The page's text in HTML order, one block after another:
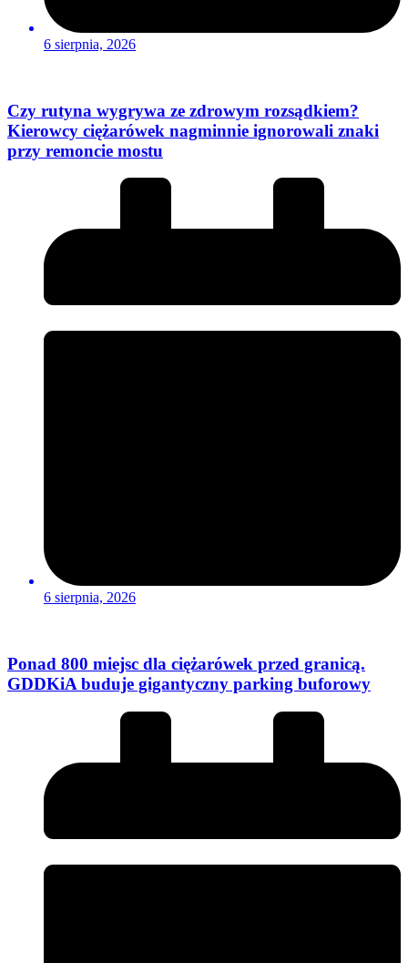
6 sierpnia, 2026
Czy rutyna wygrywa ze zdrowym rozsądkiem?
Kierowcy ciężarówek nagminnie ignorowali znaki
przy remoncie mostu
6 sierpnia, 2026
Ponad 800 miejsc dla ciężarówek przed granicą.
GDDKiA buduje gigantyczny parking buforowy